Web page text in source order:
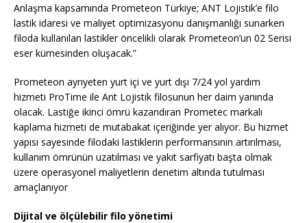
Anlaşma kapsamında Prometeon Türkiye; ANT Lojistik’e filo
lastik idaresi ve maliyet optimizasyonu danışmanlığı sunarken
filoda kullanılan lastikler öncelikli olarak Prometeon’un 02 Serisi
eser kümesinden oluşacak.”
Prometeon ayrıyeten yurt içi ve yurt dışı 7/24 yol yardım
hizmeti ProTime ile Ant Lojistik filosunun her daim yanında
olacak. Lastiğe ikinci ömrü kazandıran Prometec markalı
kaplama hizmeti de mutabakat içeriğinde yer alıyor. Bu hizmet
yapısı sayesinde filodaki lastiklerin performansının artırılması,
kullanım ömrünün uzatılması ve yakıt sarfiyatı başta olmak
üzere operasyonel maliyetlerin denetim altında tutulması
amaçlanıyor
Dijital ve ölçülebilir filo yönetimi